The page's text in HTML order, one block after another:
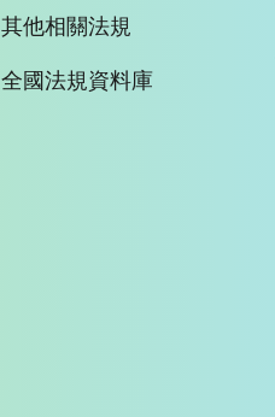
其他相關法規
全國法規資料庫